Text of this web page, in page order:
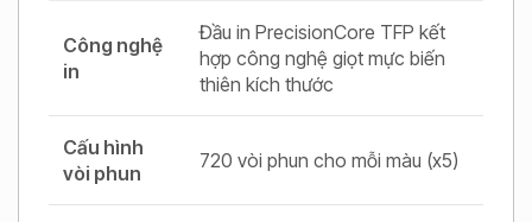
Công nghệ
in
Đầu in PrecisionCore TFP kết
hợp công nghệ giọt mực biến
thiên kích thước
Cấu hình
vòi phun
720 vòi phun cho mỗi màu (x5)